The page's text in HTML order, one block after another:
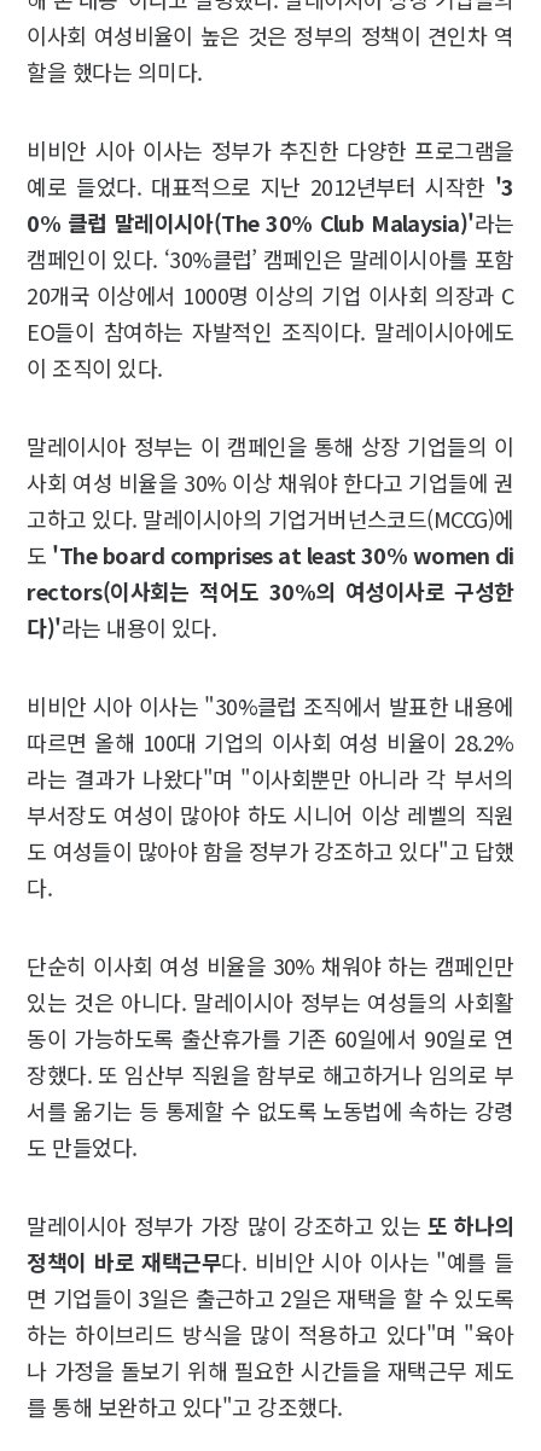
이사회 여성비율이 높은 것은 정부의 정책이 견인차 역
할을 했다는 의미다.
비비안 시아 이사는 정부가 추진한 다양한 프로그램을
예로 들었다. 대표적으로 지난 2012년부터 시작한 '3
0% 클럽 말레이시아(The 30% Club Malaysia)'라는
캠페인이 있다. ‘30%클럽’ 캠페인은 말레이시아를 포함
20개국 이상에서 1000명 이상의 기업 이사회 의장과 C
EO들이 참여하는 자발적인 조직이다. 말레이시아에도
이 조직이 있다.
말레이시아 정부는 이 캠페인을 통해 상장 기업들의 이
사회 여성 비율을 30% 이상 채워야 한다고 기업들에 권
고하고 있다. 말레이시아의 기업거버넌스코드(MCCG)에
도 'The board comprises at least 30% women di
rectors(이사회는 적어도 30%의 여성이사로 구성한
다)'라는 내용이 있다.
비비안 시아 이사는 "30%클럽 조직에서 발표한 내용에
따르면 올해 100대 기업의 이사회 여성 비율이 28.2%
라는 결과가 나왔다"며 "이사회뿐만 아니라 각 부서의
부서장도 여성이 많아야 하도 시니어 이상 레벨의 직원
도 여성들이 많아야 함을 정부가 강조하고 있다"고 답했
다.
단순히 이사회 여성 비율을 30% 채워야 하는 캠페인만
있는 것은 아니다. 말레이시아 정부는 여성들의 사회활
동이 가능하도록 출산휴가를 기존 60일에서 90일로 연
장했다. 또 임산부 직원을 함부로 해고하거나 임의로 부
서를 옮기는 등 통제할 수 없도록 노동법에 속하는 강령
도 만들었다.
말레이시아 정부가 가장 많이 강조하고 있는 또 하나의
정책이 바로 재택근무다. 비비안 시아 이사는 "예를 들
면 기업들이 3일은 출근하고 2일은 재택을 할 수 있도록
하는 하이브리드 방식을 많이 적용하고 있다"며 "육아
나 가정을 돌보기 위해 필요한 시간들을 재택근무 제도
를 통해 보완하고 있다"고 강조했다.